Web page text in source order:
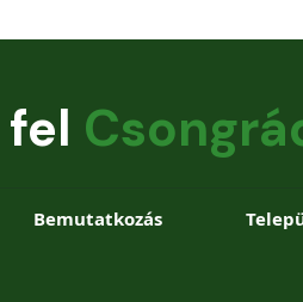
Bemutatkozás